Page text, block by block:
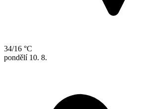
34/16 °C
pondělí 10. 8.